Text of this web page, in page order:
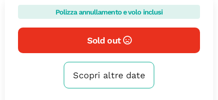
Polizza annullamento e volo inclusi
Sold out
Scopri altre date